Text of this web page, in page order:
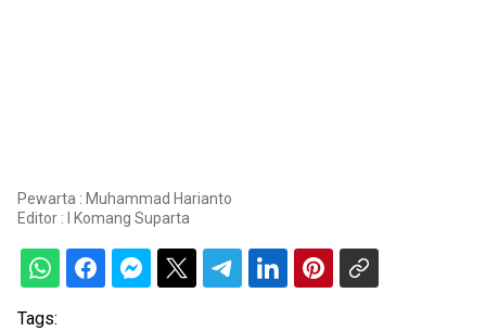
Pewarta : Muhammad Harianto
Editor :
I Komang Suparta
Tags: